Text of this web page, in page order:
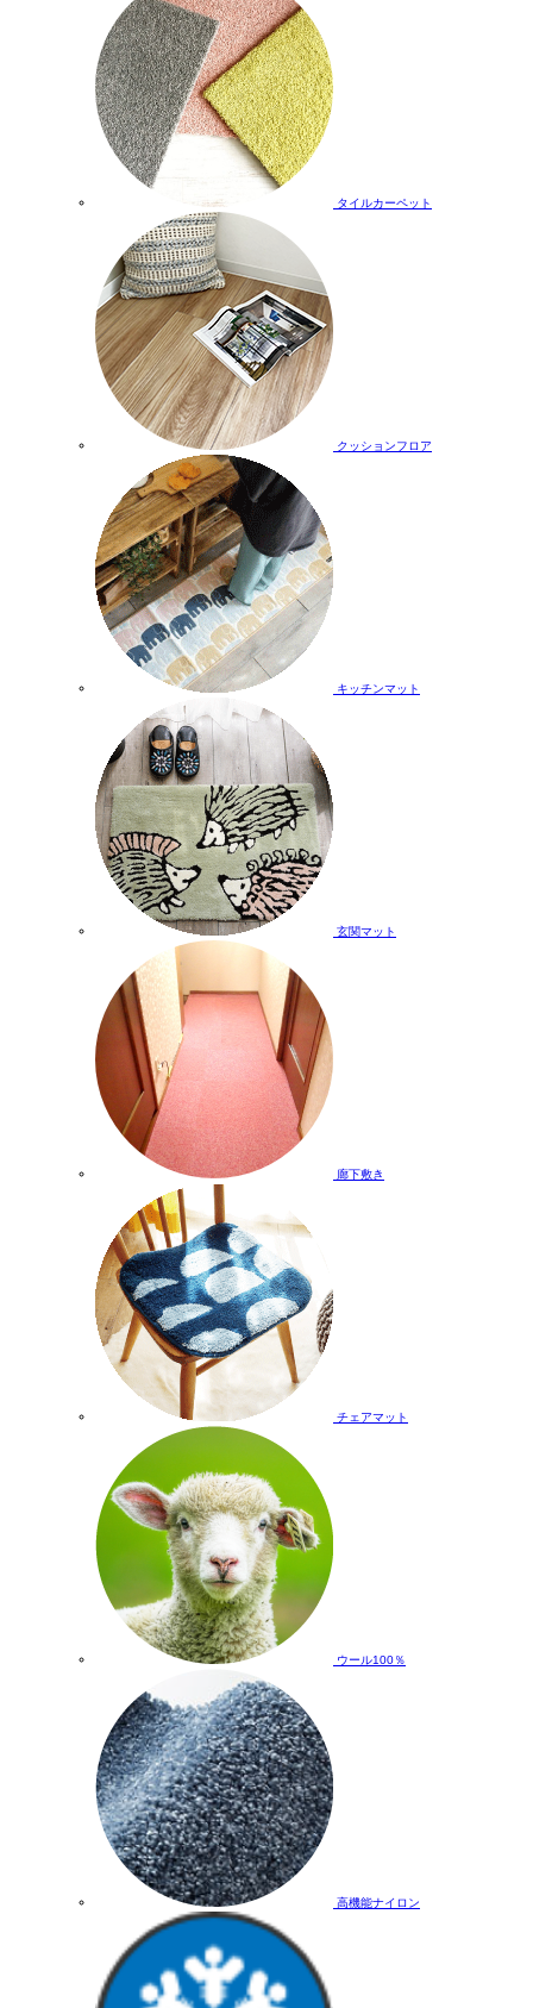
タイルカーペット
クッションフロア
キッチンマット
玄関マット
廊下敷き
チェアマット
ウール100％
高機能ナイロン